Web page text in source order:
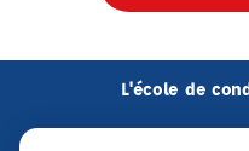
L'école de